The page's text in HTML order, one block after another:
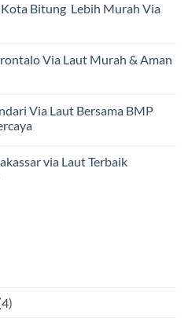
Kota Bitung Lebih Murah Via
Via Laut Murah & Aman
Via Laut Bersama BMP
via Laut Terbaik